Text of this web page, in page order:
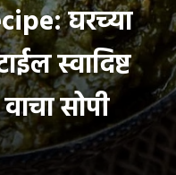
घरच्या
स्वादिष्ट
सोपी